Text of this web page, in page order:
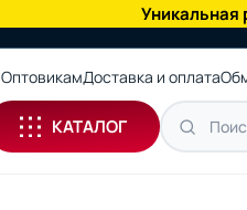
Уникальная
ОптовикамДоставка и оплата
КАТАЛОГ